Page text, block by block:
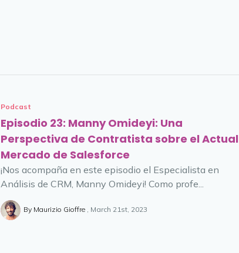
Podcast
Episodio 23: Manny Omideyi: Una
Perspectiva de Contratista sobre el Actual
Mercado de Salesforce
¡Nos acompaña en este episodio el Especialista en
Análisis de CRM, Manny Omideyi! Como profe...
By Maurizio Gioffre March 21st, 2023